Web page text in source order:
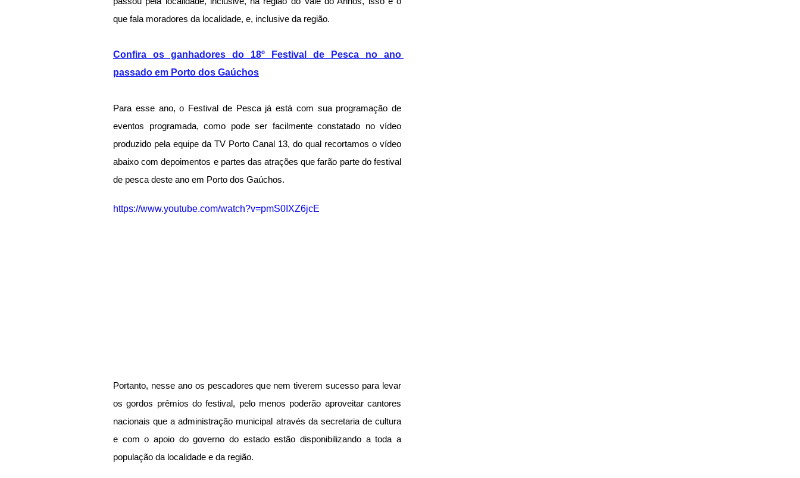
que fala moradores da localidade, e, inclusive da região.
Confira os ganhadores do 18º Festival de Pesca no ano
passado em Porto dos Gaúchos
Para esse ano, o Festival de Pesca já está com sua programação de
eventos programada, como pode ser facilmente constatado no vídeo
produzido pela equipe da TV Porto Canal 13, do qual recortamos o vídeo
abaixo com depoimentos e partes das atrações que farão parte do festival
de pesca deste ano em Porto dos Gaúchos.
https://www.youtube.com/watch?v=pmS0IXZ6jcE
Portanto, nesse ano os pescadores que nem tiverem sucesso para levar
os gordos prêmios do festival, pelo menos poderão aproveitar cantores
nacionais que a administração municipal através da secretaria de cultura
e com o apoio do governo do estado estão disponibilizando a toda a
população da localidade e da região.